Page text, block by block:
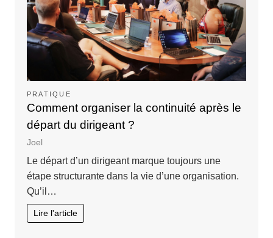
PRATIQUE
Comment organiser la continuité après le
départ du dirigeant ?
Joel
Le départ d’un dirigeant marque toujours une
étape structurante dans la vie d’une organisation.
Qu’il…
Lire l'article